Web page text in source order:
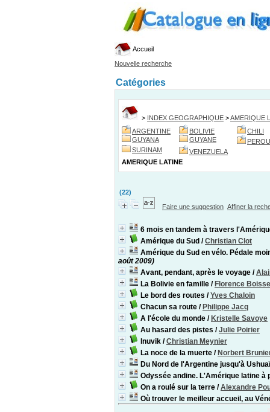
Accueil
Nouvelle recherche
Catégories
> INDEX GEOGRAPHIQUE >AMERIQUE
ARGENTINE
BOLIVIE
CHILI
GUYANA
GUYANE
PEROU
SURINAM
VENEZUELA
AMERIQUE LATINE
(22)
Faire une suggestion Affiner la
6 mois en tandem à travers
Amérique du Sud /Christian Clot
Amérique du Sud en vélo. Pédale
août 2009)
Avant, pendant, après le voyage /
La Bolivie en famille / Florence
Le bord des routes /Yves Chaloin
Chacun sa route / Philippe Jacq
A l'école du monde / Kristelle Savoye
Au hasard des pistes /Julie Poirier
Inuvik /Christian Meynier
La noce de la muerte / Norbert
Du Nord de l'Argentine jusqu'à
Odyssée andine. L'Amérique latine à
On a roulé sur la terre /Alexandre
Où trouver le meilleur accueil, au